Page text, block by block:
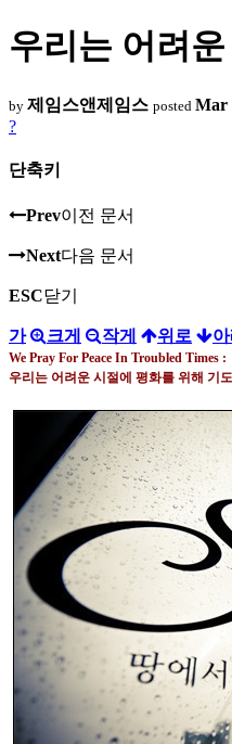
우리는 어려
by 제임스앤제임스 posted Mar
?
단축키
Prev이전 문서
Next다음 문서
ESC닫기
가 크게 작게 위로
We Pray For Peace In Troubled Times :
우리는 어려운 시절에 평화를 위해 기